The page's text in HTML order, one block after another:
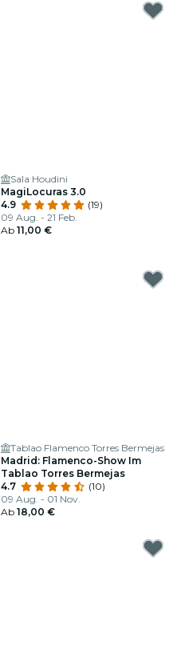
Sala Houdini
MagiLocuras 3.0
4.9
(19)
09 Aug. - 21 Feb.
Ab 11,00 €
Tablao Flamenco Torres Bermejas
Madrid: Flamenco-Show Im
Tablao Torres Bermejas
4.7
(10)
09 Aug. - 01 Nov.
Ab 18,00 €